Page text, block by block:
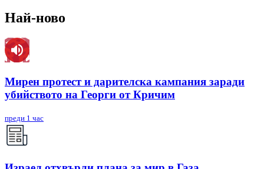
Най-ново
Мирен протест и дарителска кампания заради
убийството на Георги от Кричим
преди 1 час